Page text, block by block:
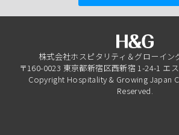
株式会社ホスピタリティ＆グローイ
〒160-0023 東京都新宿区西新宿 1-24-1 エ
Copyright Hospitality & Growing Japan
Reserved.